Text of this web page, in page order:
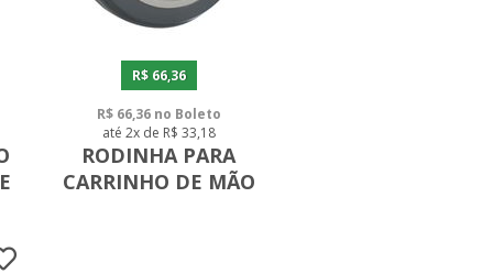
R$ 66,36
R$ 66,36 no Boleto
até 2x de R$ 33,18
RODINHA PARA
CARRINHO DE MÃO